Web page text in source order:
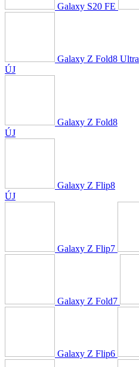
Galaxy S20 FE
Galaxy Z Fold8 Ultra
ÚJ
Galaxy Z Fold8
ÚJ
Galaxy Z Flip8
ÚJ
Galaxy Z Flip7
Galaxy Z Fold7
Galaxy Z Flip6